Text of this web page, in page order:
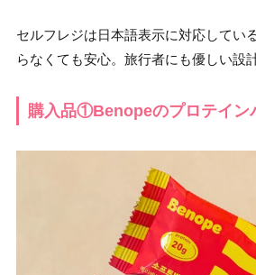
セルフレジは日本語表示に対応してい
らなくても安心。旅行者にも優しい設
購入品①Benopeのプロテイン